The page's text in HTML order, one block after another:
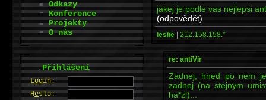
jakej je podle vas nejlepsi
(odpovědět)
leslie | 212.158.158.*
re: antiVir
Zadnej, hned po nem
zadnej (na stejnym
ha*zl)...
Odkazy
Konference
Projekty
O nás
.Přihlášení
Login:
Heslo: